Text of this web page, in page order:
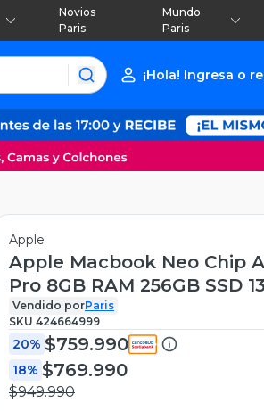
Novios
Paris
Mundo
Paris
¡Hola! Ingresa o
Apple
Apple Macbook Neo Chip
Pro 8GB RAM 256GB SSD
Plata
Vendido porParis
SKU 424664999
20% $759.990
18% $769.990
$949.990